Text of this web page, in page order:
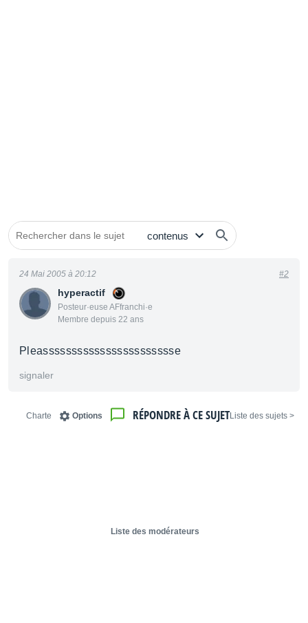
hyperactif
Posteur·euse AFfranchi·e
Membre depuis 22 ans
24 Mai 2005 à 20:12 #2
Pleassssssssssssssssssssssse
signaler
< Liste des sujets
RÉPONDRE À CE SUJET
Options
Charte
Liste des modérateurs